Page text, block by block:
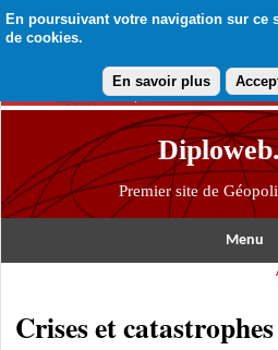
En poursuivant votre navigation sur ce
de cookies.
En savoir plus
Premier site de
Menu
Crises et